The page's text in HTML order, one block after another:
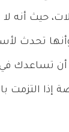
حيث أنه
تحدث
أن تساعدك في
إذا التزمت